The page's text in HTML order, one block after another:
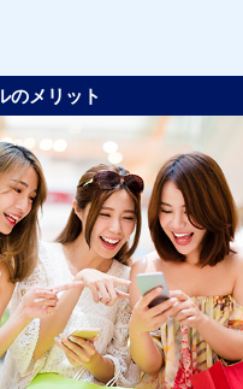
のメリット